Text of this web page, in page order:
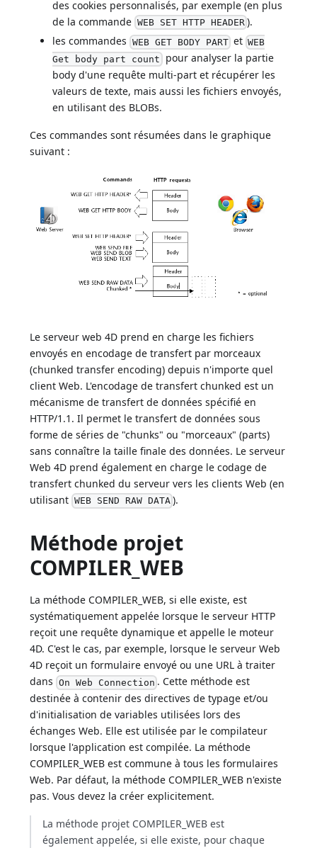
des cookies personnalisés, par exemple (en plus
de la commande WEB SET HTTP HEADER ).
les commandes WEB GET BODY PART et WEB
Get body part count pour analyser la partie
body d'une requête multi-part et récupérer les
valeurs de texte, mais aussi les fichiers envoyés,
en utilisant des BLOBs.
Ces commandes sont résumées dans le graphique
suivant :
Le serveur web 4D prend en charge les fichiers
envoyés en encodage de transfert par morceaux
(chunked transfer encoding) depuis n'importe quel
client Web. L'encodage de transfert chunked est un
mécanisme de transfert de données spécifié en
HTTP/1.1. Il permet le transfert de données sous
forme de séries de "chunks" ou "morceaux" (parts)
sans connaître la taille finale des données. Le serveur
Web 4D prend également en charge le codage de
transfert chunked du serveur vers les clients Web (en
utilisant WEB SEND RAW DATA ).
Méthode projet
COMPILER_WEB
La méthode COMPILER_WEB, si elle existe, est
systématiquement appelée lorsque le serveur HTTP
reçoit une requête dynamique et appelle le moteur
4D. C'est le cas, par exemple, lorsque le serveur Web
4D reçoit un formulaire envoyé ou une URL à traiter
dans On Web Connection . Cette méthode est
destinée à contenir des directives de typage et/ou
d'initialisation de variables utilisées lors des
échanges Web. Elle est utilisée par le compilateur
lorsque l'application est compilée. La méthode
COMPILER_WEB est commune à tous les formulaires
Web. Par défaut, la méthode COMPILER_WEB n'existe
pas. Vous devez la créer explicitement.
La méthode projet COMPILER_WEB est
également appelée, si elle existe, pour chaque